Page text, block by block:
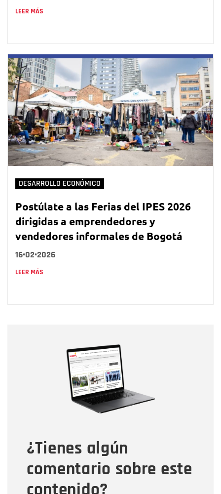
LEER MÁS
DESARROLLO ECONÓMICO
Postúlate a las Ferias del IPES 2026
dirigidas a emprendedores y
vendedores informales de Bogotá
16•02•2026
LEER MÁS
¿Tienes algún
comentario sobre este
Correo electrónico
Tipo de comentario
Mensaje